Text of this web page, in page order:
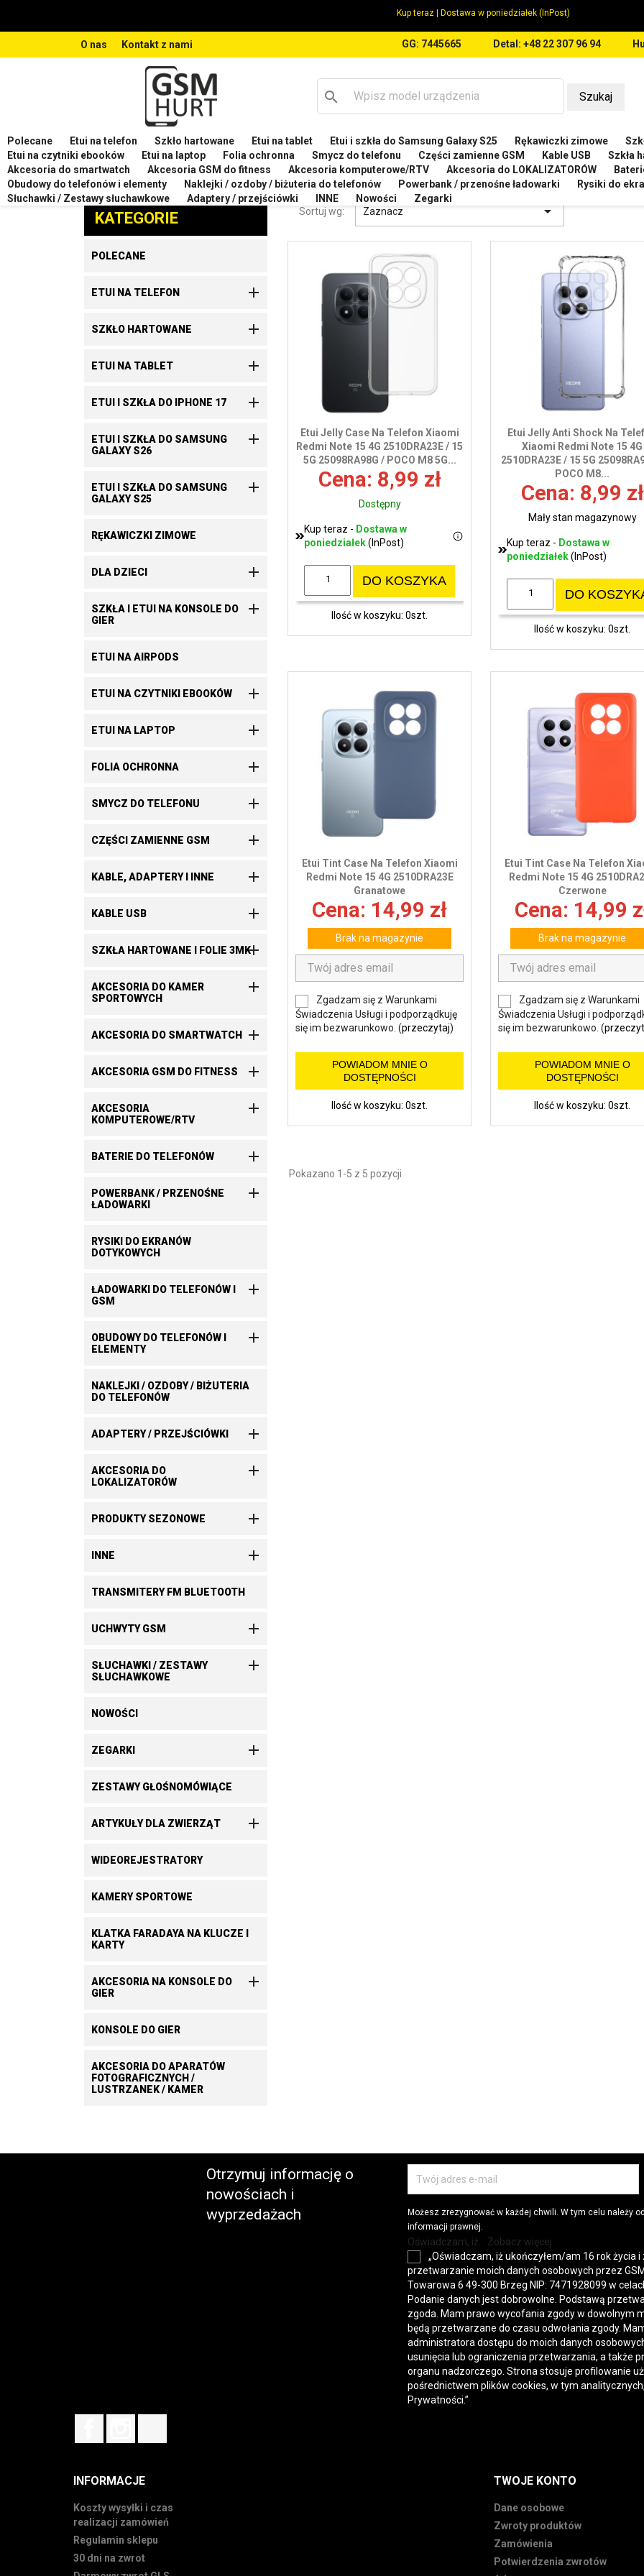
Kup teraz | Dostawa w poniedziałek (InPost)
O nas Kontakt z nami GG: 7445665 Detal: +48 22 307 96 94
search Szukaj
Polecane Etui na telefon Szkło hartowane Etui na tablet Etui i szkła do Samsung Galaxy S25 Rękawiczki zimowe
Etui na czytniki ebooków
Etui na laptop Folia ochronna Smycz do telefonu Części zamienne GSM Kable USB Szkła
Akcesoria do smartwatch
Akcesoria GSM do fitness Akcesoria komputerowe/RTV Akcesoria do LOKALIZATORÓW
Obudowy do telefonów i elementy
Naklejki / ozdoby / biżuteria do telefonów Powerbank / przenośne ładowarki Rysiki do
Słuchawki / Zestawy słuchawkowe
Adaptery / przejściówki INNE Nowości Zegarki
Strona główna Etui na telefon Etui na telefon XIAOMI Etui do Xiaomi Redmi Note 15 4G
Zaproponuj produkt
KATEGORIE
POLECANE
ETUI NA TELEFON 
SZKŁO HARTOWANE 
ETUI NA TABLET 
ETUI I SZKŁA DO IPHONE 17 
ETUI I SZKŁA DO SAMSUNG
GALAXY S26

ETUI I SZKŁA DO SAMSUNG
GALAXY S25

RĘKAWICZKI ZIMOWE
DLA DZIECI 
SZKŁA I ETUI NA KONSOLE DO
GIER

ETUI NA AIRPODS
ETUI NA CZYTNIKI EBOOKÓW 
ETUI NA LAPTOP 
FOLIA OCHRONNA 
SMYCZ DO TELEFONU 
CZĘŚCI ZAMIENNE GSM 
KABLE, ADAPTERY I INNE 
KABLE USB 
SZKŁA HARTOWANE I FOLIE 3MK
AKCESORIA DO KAMER
SPORTOWYCH

AKCESORIA DO SMARTWATCH 
AKCESORIA GSM DO FITNESS 
AKCESORIA
KOMPUTEROWE/RTV

BATERIE DO TELEFONÓW 
POWERBANK / PRZENOŚNE
ŁADOWARKI

RYSIKI DO EKRANÓW
DOTYKOWYCH
ŁADOWARKI DO TELEFONÓW I
GSM

OBUDOWY DO TELEFONÓW I
ELEMENTY

NAKLEJKI / OZDOBY / BIŻUTERIA
DO TELEFONÓW
ADAPTERY / PRZEJŚCIÓWKI 
AKCESORIA DO
LOKALIZATORÓW

PRODUKTY SEZONOWE 
INNE 
TRANSMITERY FM BLUETOOTH
UCHWYTY GSM 
SŁUCHAWKI / ZESTAWY
SŁUCHAWKOWE

NOWOŚCI
ZEGARKI 
ZESTAWY GŁOŚNOMÓWIĄCE
ARTYKUŁY DLA ZWIERZĄT 
WIDEOREJESTRATORY
KAMERY SPORTOWE
KLATKA FARADAYA NA KLUCZE I
KARTY
AKCESORIA NA KONSOLE DO
GIER

KONSOLE DO GIER
AKCESORIA DO APARATÓW
FOTOGRAFICZNYCH /
LUSTRZANEK / KAMER
ETUI DO XIAOMI REDMI NOTE 15 4G
Sortuj wg: Zaznacz 
Etui Jelly Case Na Telefon Xiaomi
Redmi Note 15 4G 2510DRA23E / 15
5G 25098RA98G / POCO M8 5G...
Cena: 8,99 zł
Dostępny
Kup teraz - Dostawa w
poniedziałek(InPost)
DO KOSZYKA
Ilość w koszyku: 0szt.
Etui Jelly Anti Shock Na
Xiaomi Redmi Note 15 4G
2510DRA23E / 15 5G
POCO M8...
Cena: 8,99 zł
Mały stan magazynowy
Kup teraz - Dostawa w
poniedziałek(InPost)
DO
Ilość w koszyku: 0szt.
Etui Tint Case Na Telefon Xiaomi
Redmi Note 15 4G 2510DRA23E
Granatowe
Cena: 14,99 zł
Brak na magazynie
Zgadzam się z Warunkami
Świadczenia Usługi i podporządkuję
się im bezwarunkowo. (przeczytaj)
POWIADOM MNIE O
DOSTĘPNOŚCI
Ilość w koszyku: 0szt.
Etui Tint Case Na Telefon
Redmi Note 15 4G
Czerwone
Cena: 14,99
Brak na magazynie
Zgadzam się z Warunkami
Świadczenia Usługi i
się im bezwarunkowo. (
POWIADOM MNIE O
DOSTĘPNOŚCI
Ilość w koszyku: 0szt.
Pokazano 1-5 z 5 pozycji
Otrzymuj informację o
nowościach i
wyprzedażach
Możesz zrezygnować w każdej chwili. W tym celu należy
informacji prawnej.
Oświadczam, iż... Zobacz więcej
„Oświadczam, iż ukończyłem/am 16 rok życia
przetwarzanie moich danych osobowych przez
Towarowa 6 49-300 Brzeg NIP: 7471928099 w
Podanie danych jest dobrowolne. Podstawą
zgoda. Mam prawo wycofania zgody w dowolnym
będą przetwarzane do czasu odwołania zgody.
administratora dostępu do moich danych
usunięcia lub ograniczenia przetwarzania, a także
organu nadzorczego. Strona stosuje profilowanie
pośrednictwem plików cookies, w tym
Prywatności.”
INFORMACJE
Koszty wysyłki i czas
realizacji zamówień
Regulamin sklepu
30 dni na zwrot
TWOJE KONTO
Dane osobowe
Zwroty produktów
Zamówienia
Potwierdzenia zwrotów